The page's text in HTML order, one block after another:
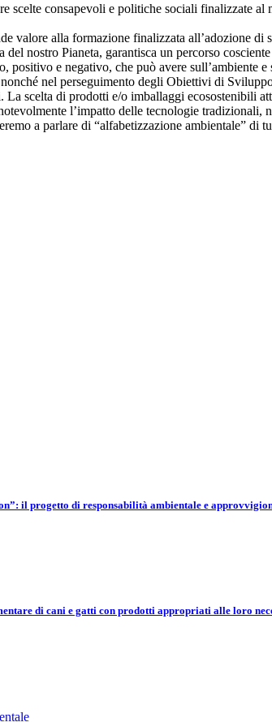
scelte consapevoli e politiche sociali finalizzate
valore alla formazione finalizzata all’adozione di
del nostro Pianeta, garantisca un percorso
positivo e negativo, che può avere sull’ambiente
nel perseguimento degli Obiettivi di
La scelta di prodotti e/o imballaggi ecosostenibili
l’impatto delle tecnologie tradizionali,
a parlare di “alfabetizzazione ambientale” di
il progetto di responsabilità ambientale e
di cani e gatti con prodotti appropriati alle loro